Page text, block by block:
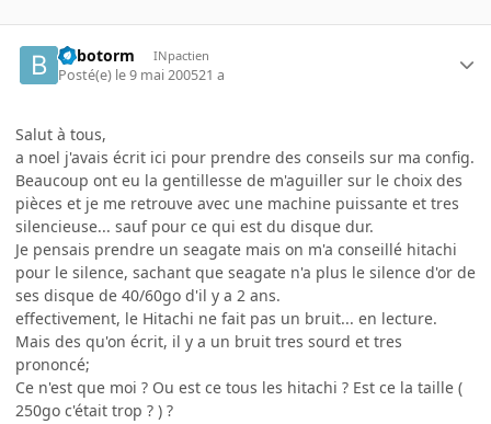
Bilbotorm INpactien
Posté(e) le 9 mai 200521 a
Salut à tous,
a noel j'avais écrit ici pour prendre des conseils sur ma config.
Beaucoup ont eu la gentillesse de m'aguiller sur le choix des
pièces et je me retrouve avec une machine puissante et tres
silencieuse... sauf pour ce qui est du disque dur.
Je pensais prendre un seagate mais on m'a conseillé hitachi
pour le silence, sachant que seagate n'a plus le silence d'or de
ses disque de 40/60go d'il y a 2 ans.
effectivement, le Hitachi ne fait pas un bruit... en lecture.
Mais des qu'on écrit, il y a un bruit tres sourd et tres
prononcé;
Ce n'est que moi ? Ou est ce tous les hitachi ? Est ce la taille (
250go c'était trop ? ) ?